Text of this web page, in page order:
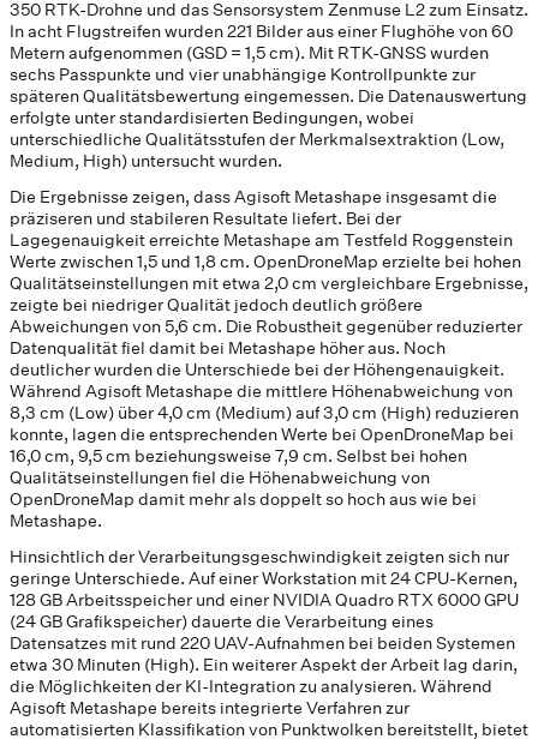
350 RTK-Drohne und das Sensorsystem Zenmuse L2 zum Einsatz.
In acht Flugstreifen wurden 221 Bilder aus einer Flughöhe von 60
Metern aufgenommen (GSD = 1,5 cm). Mit RTK-GNSS wurden
sechs Passpunkte und vier unabhängige Kontrollpunkte zur
späteren Qualitätsbewertung eingemessen. Die Datenauswertung
erfolgte unter standardisierten Bedingungen, wobei
unterschiedliche Qualitätsstufen der Merkmalsextraktion (Low,
Medium, High) untersucht wurden.
Die Ergebnisse zeigen, dass Agisoft Metashape insgesamt die
präziseren und stabileren Resultate liefert. Bei der
Lagegenauigkeit erreichte Metashape am Testfeld Roggenstein
Werte zwischen 1,5 und 1,8 cm. OpenDroneMap erzielte bei hohen
Qualitätseinstellungen mit etwa 2,0 cm vergleichbare Ergebnisse,
zeigte bei niedriger Qualität jedoch deutlich größere
Abweichungen von 5,6 cm. Die Robustheit gegenüber reduzierter
Datenqualität fiel damit bei Metashape höher aus. Noch
deutlicher wurden die Unterschiede bei der Höhengenauigkeit.
Während Agisoft Metashape die mittlere Höhenabweichung von
8,3 cm (Low) über 4,0 cm (Medium) auf 3,0 cm (High) reduzieren
konnte, lagen die entsprechenden Werte bei OpenDroneMap bei
16,0 cm, 9,5 cm beziehungsweise 7,9 cm. Selbst bei hohen
Qualitätseinstellungen fiel die Höhenabweichung von
OpenDroneMap damit mehr als doppelt so hoch aus wie bei
Metashape.
Hinsichtlich der Verarbeitungsgeschwindigkeit zeigten sich nur
geringe Unterschiede. Auf einer Workstation mit 24 CPU-Kernen,
128 GB Arbeitsspeicher und einer NVIDIA Quadro RTX 6000 GPU
(24 GB Grafikspeicher) dauerte die Verarbeitung eines
Datensatzes mit rund 220 UAV-Aufnahmen bei beiden Systemen
etwa 30 Minuten (High). Ein weiterer Aspekt der Arbeit lag darin,
die Möglichkeiten der KI-Integration zu analysieren. Während
Agisoft Metashape bereits integrierte Verfahren zur
automatisierten Klassifikation von Punktwolken bereitstellt, bietet